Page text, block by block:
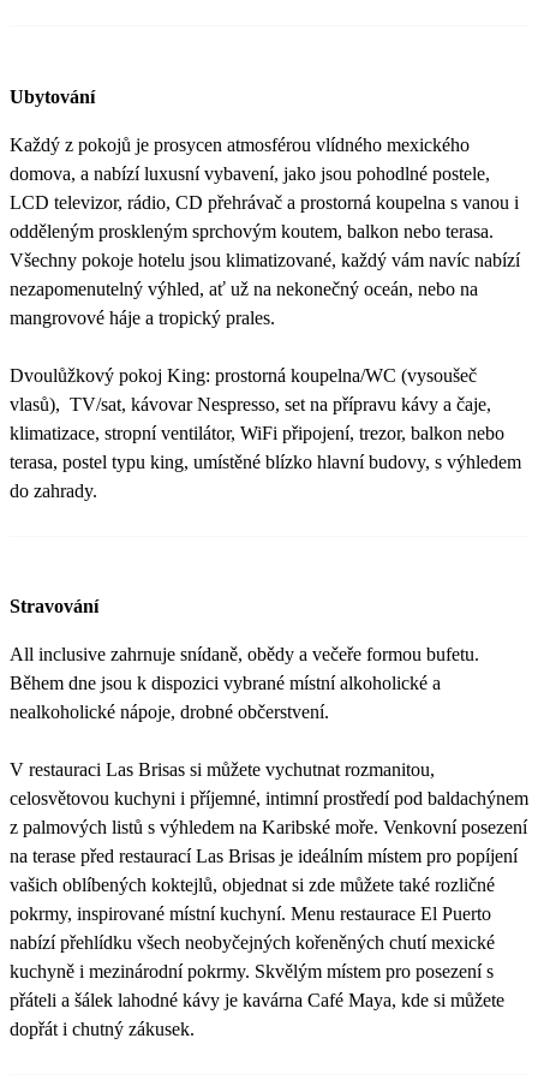
Ubytování
Každý z pokojů je prosycen atmosférou vlídného mexického
domova, a nabízí luxusní vybavení, jako jsou pohodlné postele,
LCD televizor, rádio, CD přehrávač a prostorná koupelna s vanou i
odděleným proskleným sprchovým koutem, balkon nebo terasa.
Všechny pokoje hotelu jsou klimatizované, každý vám navíc nabízí
nezapomenutelný výhled, ať už na nekonečný oceán, nebo na
mangrovové háje a tropický prales.
Dvoulůžkový pokoj King: prostorná koupelna/WC (vysoušeč
vlasů), TV/sat, kávovar Nespresso, set na přípravu kávy a čaje,
klimatizace, stropní ventilátor, WiFi připojení, trezor, balkon nebo
terasa, postel typu king, umístěné blízko hlavní budovy, s výhledem
do zahrady.
Stravování
All inclusive zahrnuje snídaně, obědy a večeře formou bufetu.
Během dne jsou k dispozici vybrané místní alkoholické a
nealkoholické nápoje, drobné občerstvení.
V restauraci Las Brisas si můžete vychutnat rozmanitou,
celosvětovou kuchyni i příjemné, intimní prostředí pod baldachýnem
z palmových listů s výhledem na Karibské moře. Venkovní posezení
na terase před restaurací Las Brisas je ideálním místem pro popíjení
vašich oblíbených koktejlů, objednat si zde můžete také rozličné
pokrmy, inspirované místní kuchyní. Menu restaurace El Puerto
nabízí přehlídku všech neobyčejných kořeněných chutí mexické
kuchyně i mezinárodní pokrmy. Skvělým místem pro posezení s
přáteli a šálek lahodné kávy je kavárna Café Maya, kde si můžete
dopřát i chutný zákusek.